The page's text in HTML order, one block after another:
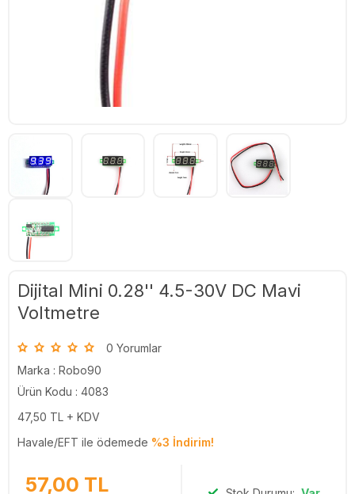
Dijital Mini 0.28'' 4.5-30V DC Mavi
Voltmetre
0 Yorumlar
Marka : Robo90
Ürün Kodu : 4083
47,50 TL + KDV
Havale/EFT ile ödemede %3 İndirim!
57,00 TL